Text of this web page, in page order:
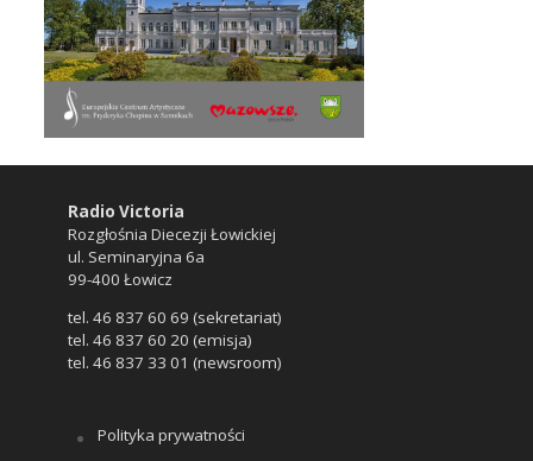
Radio Victoria
Rozgłośnia Diecezji Łowickiej
ul. Seminaryjna 6a
99-400 Łowicz
tel. 46 837 60 69 (sekretariat)
tel. 46 837 60 20 (emisja)
tel. 46 837 33 01 (newsroom)
Polityka prywatności